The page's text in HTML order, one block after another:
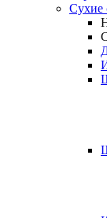
Сухие